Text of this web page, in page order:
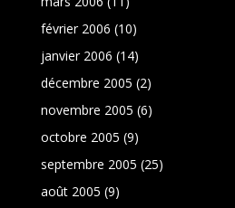
février 2006 (10)
janvier 2006 (14)
décembre 2005 (2)
novembre 2005 (6)
octobre 2005 (9)
septembre 2005 (25)
août 2005 (9)